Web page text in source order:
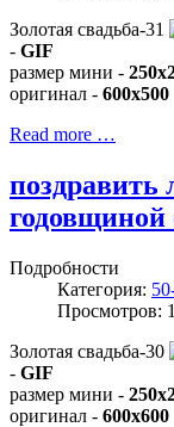
Золотая свадьба-31
- GIF
размер мини -
оригинал - 600x500
Read more …
поздравить
годовщиной
Подробности
Категория:
Просмотров:
Золотая свадьба-30
- GIF
размер мини -
оригинал - 600x600